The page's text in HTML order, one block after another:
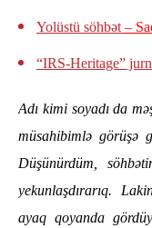
Yolüstü söhbət –
“IRS-Heritage”
Adı kimi soyadı da
müsahibimlə görüşə
Düşünürdüm,
yekunlaşdırarıq.
ayaq qoyanda